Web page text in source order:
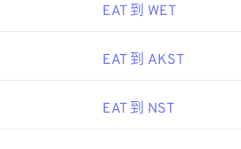
EAT 到 WET
EAT 到 AKST
EAT 到 NST